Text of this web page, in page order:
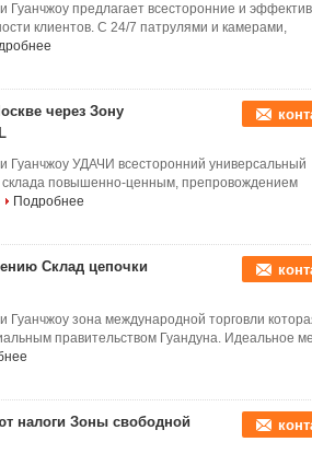
Гуанчжоу предлагает всесторонние и
клиентов. С 24/7 патрулями и камерами,
через Зону
Гуанчжоу УДАЧИ всесторонний универсальный
склада повышенно-ценным, препровождением
Подробнее
Склад цепочки
Гуанчжоу зона международной торговли
правительством Гуандуна. Идеальное
налоги Зоны свободной